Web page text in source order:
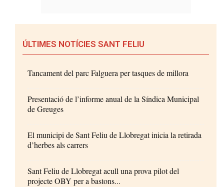
ÚLTIMES NOTÍCIES SANT FELIU
Tancament del parc Falguera per tasques de millora
Presentació de l’informe anual de la Síndica Municipal
de Greuges
El municipi de Sant Feliu de Llobregat inicia la retirada
d’herbes als carrers
Sant Feliu de Llobregat acull una prova pilot del
projecte OBY per a bastons...